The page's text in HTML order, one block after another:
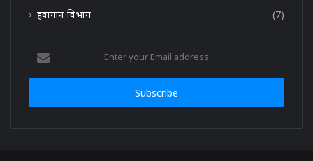
हवामान विभाग
(7)
your
Email